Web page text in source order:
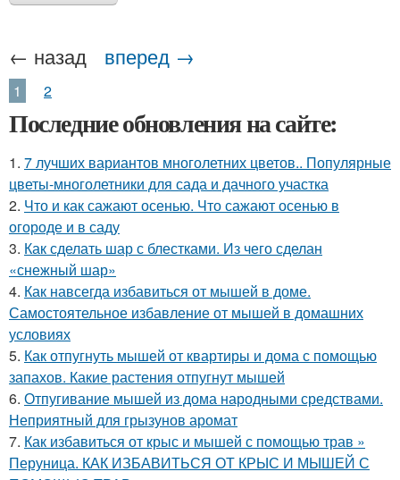
← назад вперед →
1 2
Последние обновления на сайте:
1. 7 лучших вариантов многолетних цветов.. Популярные
цветы-многолетники для сада и дачного участка
2. Что и как сажают осенью. Что сажают осенью в
огороде и в саду
3. Как сделать шар с блестками. Из чего сделан
«снежный шар»
4. Как навсегда избавиться от мышей в доме.
Самостоятельное избавление от мышей в домашних
условиях
5. Как отпугнуть мышей от квартиры и дома с помощью
запахов. Какие растения отпугнут мышей
6. Отпугивание мышей из дома народными средствами.
Неприятный для грызунов аромат
7. Как избавиться от крыс и мышей с помощью трав »
Перуница. КАК ИЗБАВИТЬСЯ ОТ КРЫС И МЫШЕЙ С